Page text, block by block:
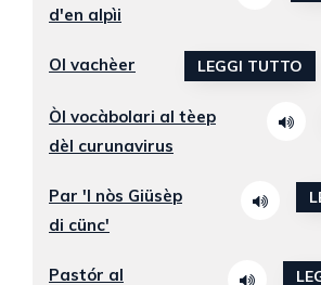
d'en alpìi
Ol vachèer LEGGI TUTTO
Òl vocàbolari al tèep
dèl curunavirus
Par 'l nòs Giüsèp
di cünc'
Pastór al